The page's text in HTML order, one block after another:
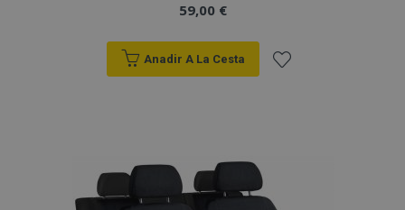
59,00 €
Anadir A La Cesta
de